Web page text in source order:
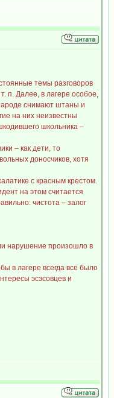
темы разговоров
п. Далее, в лагере особое,
снимают штаны и
на них неизвестны
школьника –
– как дети, то
доносчиков, хотя
с красным крестом.
на этом считается
чистота – залог
нарушение произошло в
в лагере всегда все было
эсэсовцев и